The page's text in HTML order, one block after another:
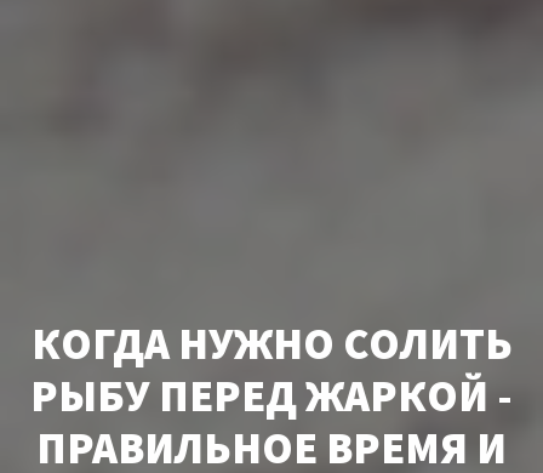
КОГДА НУЖНО СОЛИТЬ
РЫБУ ПЕРЕД ЖАРКОЙ -
ПРАВИЛЬНОЕ ВРЕМЯ И